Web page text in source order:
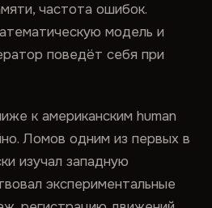
частота ошибок.
модель и
поведёт себя при
к американским human
Ломов одним из первых в
изучал западную
экспериментальные